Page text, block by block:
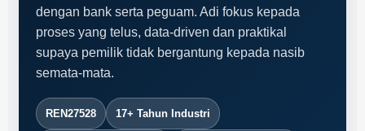
Jual rumah lot Bumi memerlukan gabungan
pengalaman pasaran, pemahaman dokumen,
strategi harga, penapisan buyer dan koordinasi
dengan bank serta peguam. Adi fokus kepada
proses yang telus, data-driven dan praktikal
supaya pemilik tidak bergantung kepada nasib